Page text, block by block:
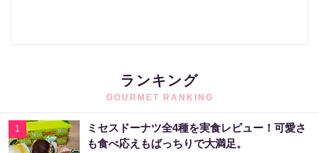
ランキング
GOURMET RANKING
1
ミセスドーナツ全4種を実食レビュー！可愛さ
も食べ応えもばっちりで大満足。